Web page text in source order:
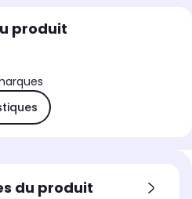
produit
du produit